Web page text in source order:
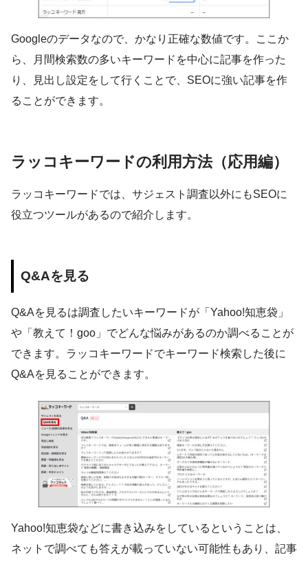
Googleのデータなので、かなり正確な数値です。ここか
ら、月間検索数の多いキーワードを中心に記事を作った
り、見出し設定をして行くことで、SEOに強い記事を作
ることができます。
ラッコキーワードの利用方法（応用編）
ラッコキーワードでは、サジェスト調査以外にもSEOに
役立つツールがあるので紹介します。
Q&Aを見る
Q&Aを見るは調査したいキーワードが「Yahoo!知恵袋」
や「教えて！goo」でどんな悩みがあるのか調べることが
できます。ラッコキーワードでキーワード検索した後に
Q&Aを見ることができます。
Yahoo!知恵袋などに書き込みをしているということは、
ネットで調べても答えが載っていない可能性もあり、記事